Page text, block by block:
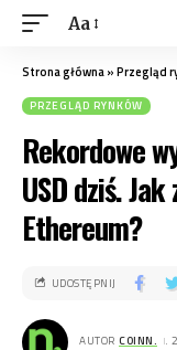
Aa
Strona główna»Przegląd
PRZEGLĄD RYNKÓW
Rekordowe
USD dziś.
Ethereum?
AUTOR COINN. .
UDOSTĘPNIJ